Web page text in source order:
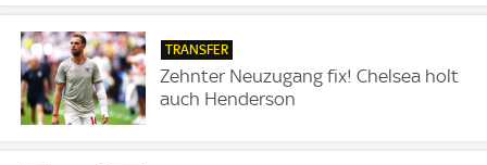
TRANSFER
Zehnter Neuzugang fix! Chelsea holt
auch Henderson